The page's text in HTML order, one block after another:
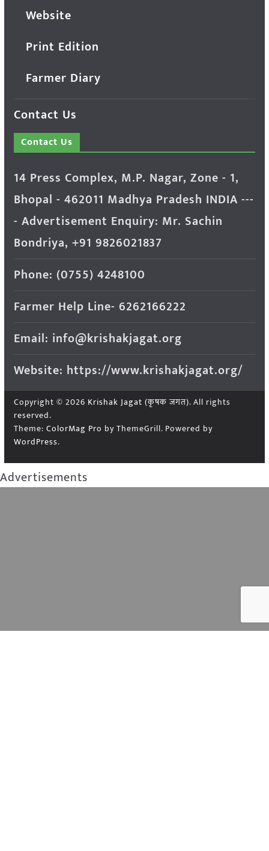
Website
Print Edition
Farmer Diary
Contact Us
Contact Us
14 Press Complex, M.P. Nagar, Zone - 1,
Bhopal - 462011 Madhya Pradesh INDIA ---
- Advertisement Enquiry: Mr. Sachin
Bondriya, +91 9826021837
Phone: (0755) 4248100
Farmer Help Line- 6262166222
Email: info@krishakjagat.org
Website: https://www.krishakjagat.org/
Copyright © 2026 Krishak Jagat (कृषक जगत). All rights
reserved.
Theme: ColorMag Pro by ThemeGrill. Powered by
WordPress.
Advertisements